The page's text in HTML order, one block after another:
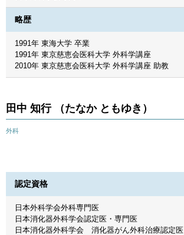
略歴
1991年 東海大学 卒業
1991年 東京慈恵会医科大学 外科学講座
2010年 東京慈恵会医科大学 外科学講座 助教
田中 知行 （たなか ともゆき）
外科
認定資格
日本外科学会外科専門医
日本消化器外科学会認定医・専門医
日本消化器外科学会 消化器がん外科治療認定医